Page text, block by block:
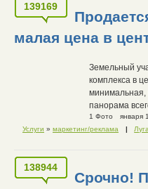
139169
малая цена в
Земельный
комплекса в
минимальная,
панорама
1 Фото января
Услуги » маркетинг/реклама
138944
Срочно!